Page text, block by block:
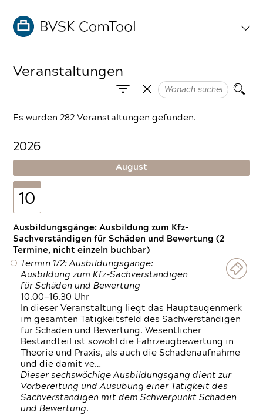
Veranstaltungen
Es wurden 282 Veranstaltungen gefunden.
2026
August
10
Ausbildungsgänge: Ausbildung zum Kfz-
Sachverständigen für Schäden und Bewertung (2
Termine, nicht einzeln buchbar)
Termin 1/2: Ausbildungsgänge:
Ausbildung zum Kfz-Sachverständigen
für Schäden und Bewertung
10.00—16.30 Uhr
In dieser Veranstaltung liegt das Hauptaugenmerk
im gesamten Tätigkeitsfeld des Sachverständigen
für Schäden und Bewertung. Wesentlicher
Bestandteil ist sowohl die Fahrzeugbewertung in
Theorie und Praxis, als auch die Schadenaufnahme
und die damit ve…
Dieser sechswöchige Ausbildungsgang dient zur
Vorbereitung und Ausübung einer Tätigkeit des
Sachverständigen mit dem Schwerpunkt Schaden
und Bewertung.